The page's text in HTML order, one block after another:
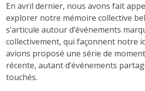
En avril dernier, nous avons fait
explorer notre mémoire collective
s’articule autour d’événements
collectivement, qui façonnent notre
avions proposé une série de
récente, autant d’événements
touchés.